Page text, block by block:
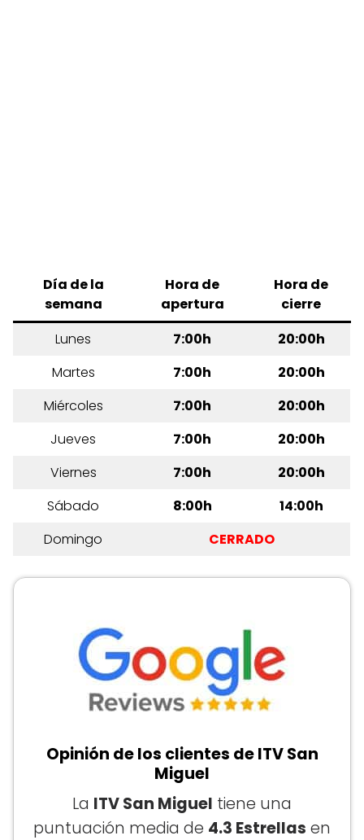
Día de la
semana
Hora de
apertura
Hora de
cierre
Lunes
7:00h
20:00h
Martes
7:00h
20:00h
Miércoles
7:00h
20:00h
Jueves
7:00h
20:00h
Viernes
7:00h
20:00h
Sábado
8:00h
14:00h
Domingo
CERRADO
Opinión de los clientes de ITV San
Miguel
La ITV San Miguel tiene una
puntuación media de 4.3 Estrellas en